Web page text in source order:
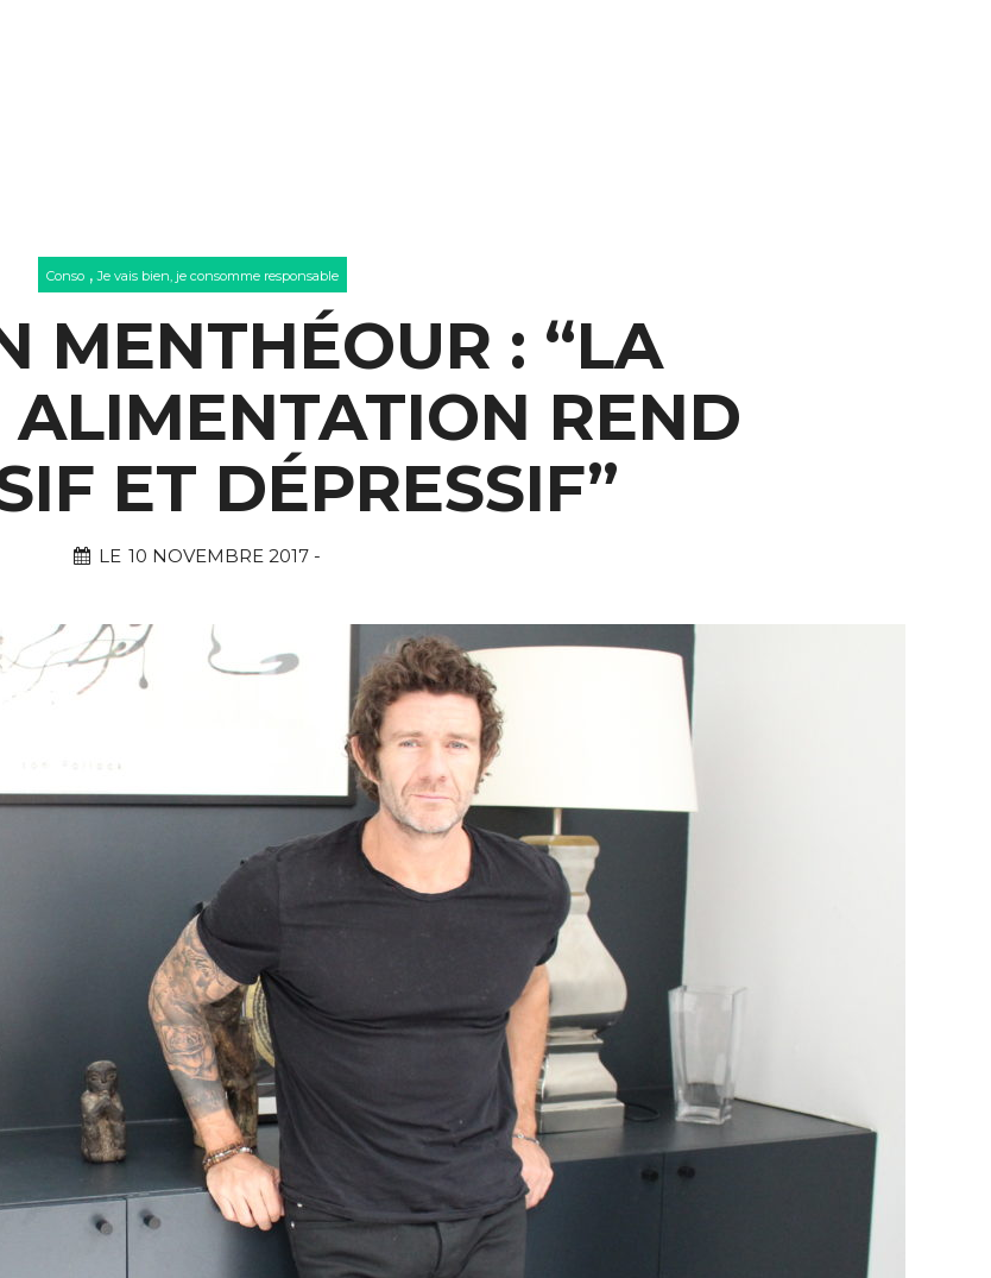
Conso ,Je vais bien, je consomme responsable
MENTHÉOUR : “LA
REND
ET DÉPRESSIF”
LE 10 NOVEMBRE 2017 -